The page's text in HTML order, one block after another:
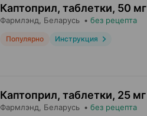
Каптоприл, таблетки, 50 мг
Фармлэнд , Беларусь • без рецепта
Популярно Инструкция
Каптоприл, таблетки, 25 мг
Фармлэнд , Беларусь • без рецепта